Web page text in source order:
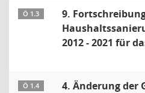
Ö 1.3
9.
2012 - 2021 für
Ö 1.4
4. Änderung der